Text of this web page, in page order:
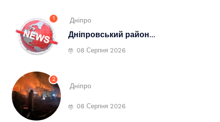
1 Дніпро
Дніпровський район...
08 Серпня 2026
2
Дніпро
08 Серпня 2026